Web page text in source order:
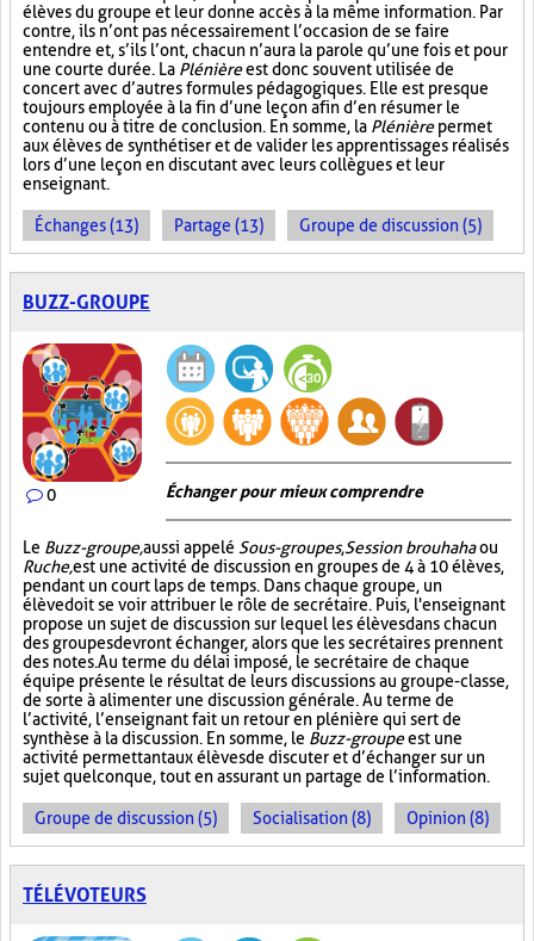
élèves du groupe et leur donne accès à la même information. Par
contre, ils n’ont pas nécessairement l’occasion de se faire
entendre et, s’ils l’ont, chacun n’aura la parole qu’une fois et pour
une courte durée. La Plénièreest donc souvent utilisée de
concert avec d’autres formules pédagogiques. Elle est presque
toujours employée à la fin d’une leçon afin d’en résumer le
contenu ou à titre de conclusion. En somme, la Plénièrepermet
aux élèves de synthétiser et de valider les apprentissages réalisés
lors d’une leçon en discutant avec leurs collègues et leur
enseignant.
Échanges (13) Partage (13) Groupe de discussion (5)
BUZZ-GROUPE
0 Échanger pour mieux comprendre
Le Buzz-groupe,aussi appelé Sous-groupes,Session brouhahaou
Ruche,est une activité de discussion en groupes de 4 à 10 élèves,
pendant un court laps de temps. Dans chaque groupe, un
élève doit se voir attribuer le rôle de secrétaire. Puis, l'enseignant
propose un sujet de discussion sur lequel les élèves dans chacun
des groupes devront échanger, alors que les secrétaires prennent
des notes. Au terme du délai imposé, le secrétaire de chaque
équipe présente le résultat de leurs discussions au groupe-classe,
de sorte à alimenter une discussion générale. Au terme de
l’activité, l’enseignant fait un retour en plénière qui sert de
synthèse à la discussion. En somme, le Buzz-groupeest une
activité permettant aux élèves de discuter et d’échanger sur un
sujet quelconque, tout en assurant un partage de l’information.
Groupe de discussion (5) Socialisation (8) Opinion (8)
TÉLÉVOTEURS